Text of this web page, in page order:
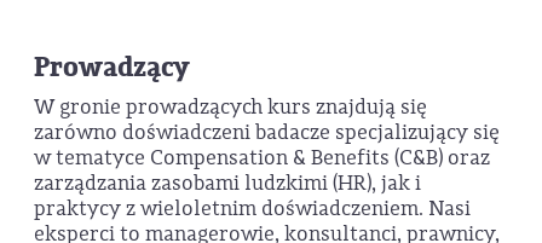
Prowadzący
W gronie prowadzących kurs znajdują się
zarówno doświadczeni badacze specjalizujący się
w tematyce Compensation & Benefits (C&B) oraz
zarządzania zasobami ludzkimi (HR), jak i
praktycy z wieloletnim doświadczeniem. Nasi
eksperci to managerowie, konsultanci, prawnicy,